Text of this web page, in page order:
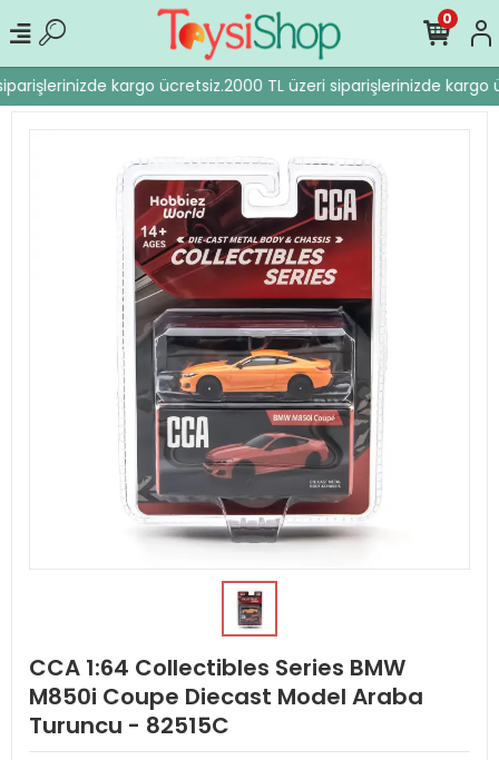
kargo ücretsiz.2000 TL üzeri siparişlerinizde kargo
0
CCA 1:64 Collectibles Series BMW
M850i Coupe Diecast Model Araba
Turuncu - 82515C